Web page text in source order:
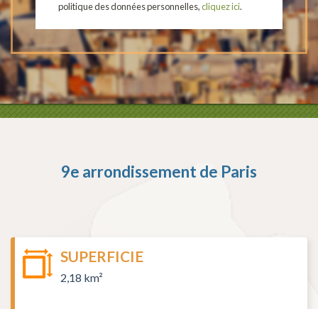
politique des données personnelles,cliquez ici.
9e arrondissement de Paris
SUPERFICIE
2,18 km²